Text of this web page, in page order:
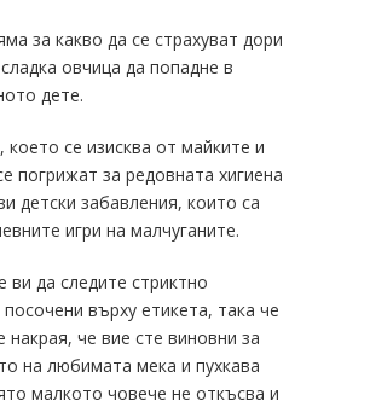
за какво да се страхуват дори
овчица да попадне в
дете.
което се изисква от майките и
погрижат за редовната хигиена
детски забавления, които са
игри на малчуганите.
да следите стриктно
посочени върху етикета, така че
накрая, че вие сте виновни за
на любимата мека и пухкава
малкото човече не откъсва и